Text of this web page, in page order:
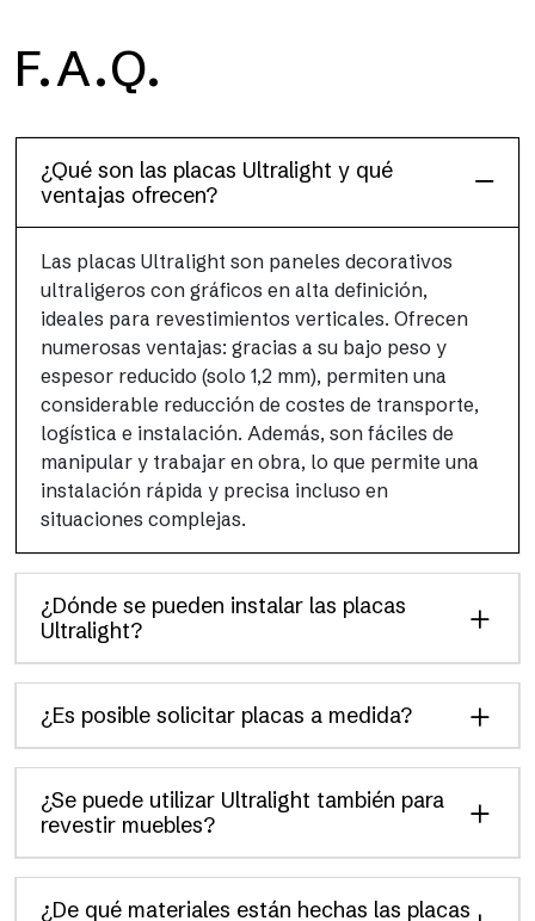
Floor
Este acabado para suelos, resistente y ligero (PEI 4; R10), ha
F.A.Q.
¿Qué son las placas Ultralight y qué
ventajas ofrecen?
Las placas Ultralight son paneles decorativos
ultraligeros con gráficos en alta definición,
ideales para revestimientos verticales. Ofrecen
numerosas ventajas: gracias a su bajo peso y
espesor reducido (solo 1,2 mm), permiten una
considerable reducción de costes de transporte,
logística e instalación. Además, son fáciles de
manipular y trabajar en obra, lo que permite una
instalación rápida y precisa incluso en
situaciones complejas.
¿Dónde se pueden instalar las placas
Ultralight?
¿Es posible solicitar placas a medida?
¿Se puede utilizar Ultralight también para
revestir muebles?
¿De qué materiales están hechas las placas